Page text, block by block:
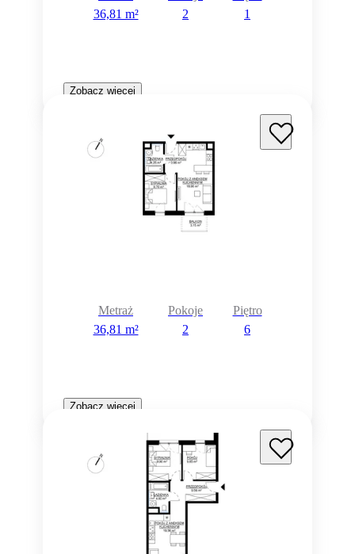
36,81 m²
2
1
Zobacz więcej
Metraż
36,81 m²
Pokoje
2
Piętro
6
Zobacz więcej